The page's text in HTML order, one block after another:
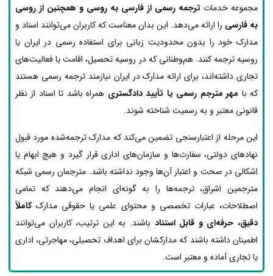
مجموعه خدمات ترجمه رسمی از فارسی به روسی و همچنین از روسی
به فارسی را ارائه می‌دهد. این بدان معناست که کاربران می‌توانند اسناد و
مدارک خود را بدون محدودیت زبانی برای استفاده رسمی در ایران یا
روسیه ترجمه کنند. هم‌وطنانی که در روسیه تحصیل، اقامت یا فعالیت‌های
تجاری داشته‌اند، برای ارائه مدارک در ایران نیازمند ترجمه رسمی هستند
که با مهر مترجم رسمی یا تأیید دادگستری همراه باشد تا اسناد از نظر
قانونی معتبر و به رسمیت شناخته شوند.
این مرحله از اعتبارسنجی تضمین می‌کند که مدارک ترجمه‌شده مورد قبول
نهادهای دولتی، سفارت‌ها و سازمان‌های اداری قرار گیرد و هیچ ابهام یا
اشکالی در صحت و اعتبار آن‌ها وجود نداشته باشد. مترجمان رسمی شبکه
مترجمین اشراق، ترجمه‌ها را به گونه‌ای انجام می‌دهند که تمامی
اصطلاحات، عبارات تخصصی و محتوای علمی یا حقوقی مدارککاملاً
دقیق، حرفه‌ای و قابل استناد باشند. به این ترتیب، کاربران می‌توانند
اطمینان داشته باشند که مدارکشان برای اهداف تحصیلی، مهاجرتی، اداری
یا تجاری آماده و معتبر است.